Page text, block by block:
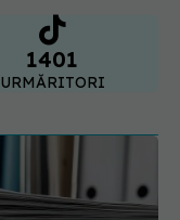
1401
URMĂRITORI